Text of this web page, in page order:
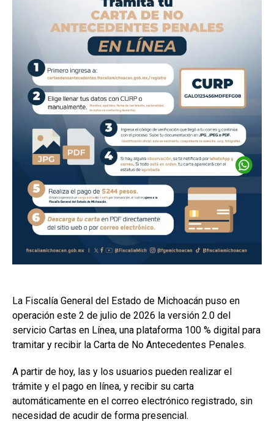
La Fiscalía General del Estado de Michoacán puso en
operación este 2 de julio de 2026 la versión 2.0 del
servicio Cartas en Línea, una plataforma 100 % digital para
tramitar y recibir la Carta de No Antecedentes Penales.
A partir de hoy, las y los usuarios pueden realizar el
trámite y el pago en línea, y recibir su carta
automáticamente en el correo electrónico registrado, sin
necesidad de acudir de forma presencial.